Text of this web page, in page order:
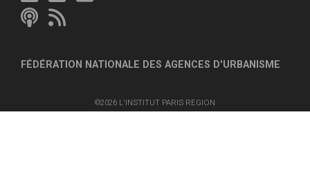
FÉDÉRATION NATIONALE DES AGENCES D'URBANISME
©2026 L'INSTITUT PARIS REGION